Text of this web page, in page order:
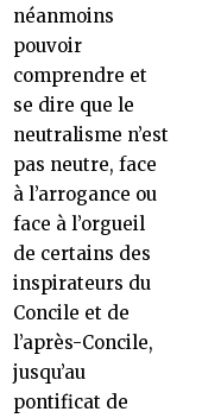
néanmoins
pouvoir
comprendre et
se dire que le
neutralisme n’est
pas neutre, face
à l’arrogance ou
face à l’orgueil
de certains des
inspirateurs du
Concile et de
l’après-Concile,
jusqu’au
pontificat de